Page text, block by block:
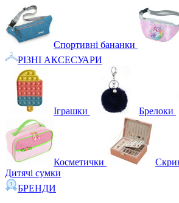
Спортивні бананки
РІЗНІ АКСЕСУАРИ
Іграшки Брелоки
Косметички
Дитячі сумки
БРЕНДИ